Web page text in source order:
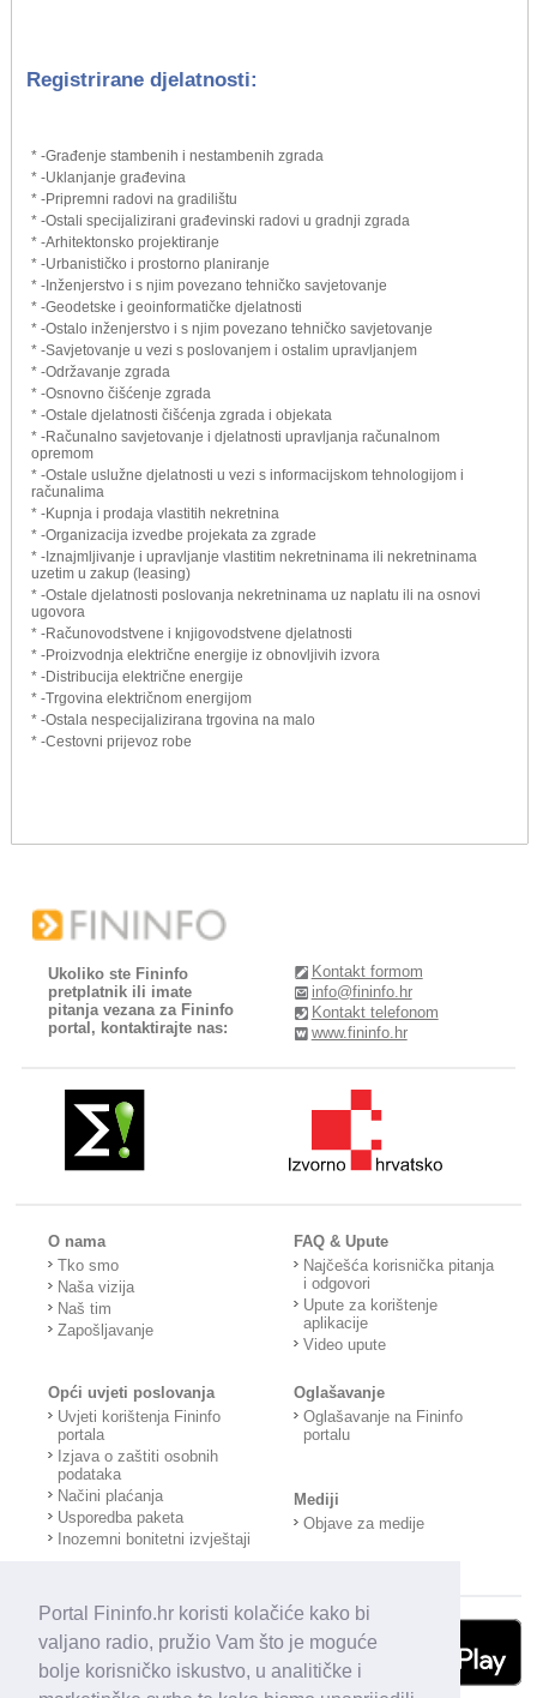
Portal Fininfo.hr koristi kolačiće kako bi
valjano radio, pružio Vam što je moguće
bolje korisničko iskustvo, u analitičke i
Registrirane djelatnosti:
* -Građenje stambenih i nestambenih zgrada
* -Uklanjanje građevina
* -Pripremni radovi na gradilištu
* -Ostali specijalizirani građevinski radovi u gradnji zgrada
* -Arhitektonsko projektiranje
* -Urbanističko i prostorno planiranje
* -Inženjerstvo i s njim povezano tehničko savjetovanje
* -Geodetske i geoinformatičke djelatnosti
* -Ostalo inženjerstvo i s njim povezano tehničko savjetovanje
* -Savjetovanje u vezi s poslovanjem i ostalim upravljanjem
* -Održavanje zgrada
* -Osnovno čišćenje zgrada
* -Ostale djelatnosti čišćenja zgrada i objekata
* -Računalno savjetovanje i djelatnosti upravljanja računalnom
opremom
* -Ostale uslužne djelatnosti u vezi s informacijskom tehnologijom i
računalima
* -Kupnja i prodaja vlastitih nekretnina
* -Organizacija izvedbe projekata za zgrade
* -Iznajmljivanje i upravljanje vlastitim nekretninama ili nekretninama
uzetim u zakup (leasing)
* -Ostale djelatnosti poslovanja nekretninama uz naplatu ili na osnovi
ugovora
* -Računovodstvene i knjigovodstvene djelatnosti
* -Proizvodnja električne energije iz obnovljivih izvora
* -Distribucija električne energije
* -Trgovina električnom energijom
* -Ostala nespecijalizirana trgovina na malo
* -Cestovni prijevoz robe
Ukoliko ste Fininfo
pretplatnik ili imate
pitanja vezana za Fininfo
portal, kontaktirajte nas:
Kontakt formom
info@fininfo.hr
Kontakt telefonom
www.fininfo.hr
O nama
Tko smo
Naša vizija
Naš tim
Zapošljavanje
FAQ & Upute
Najčešća korisnička pitanja
i odgovori
Upute za korištenje
aplikacije
Video upute
Opći uvjeti poslovanja
Uvjeti korištenja Fininfo
portala
Izjava o zaštiti osobnih
podataka
Načini plaćanja
Usporedba paketa
Inozemni bonitetni izvještaji
Oglašavanje
Oglašavanje na Fininfo
portalu
Mediji
Objave za medije